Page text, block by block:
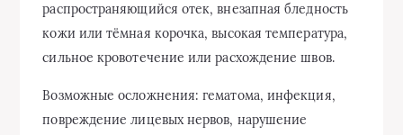
распространяющийся отек, внезапная бледность
кожи или тёмная корочка, высокая температура,
сильное кровотечение или расхождение швов.
Возможные осложнения: гематома, инфекция,
повреждение лицевых нервов, нарушение